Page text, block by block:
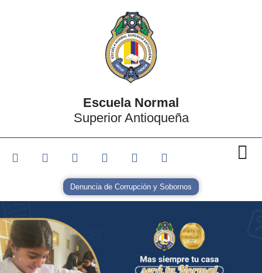
Escuela Normal
Superior Antioqueña
Denuncia de Corrupción y Sobornos